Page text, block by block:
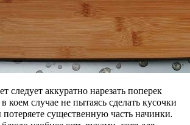
следует аккуратно нарезать поперек
случае не пытаясь сделать кусочки
существенную часть начинки.